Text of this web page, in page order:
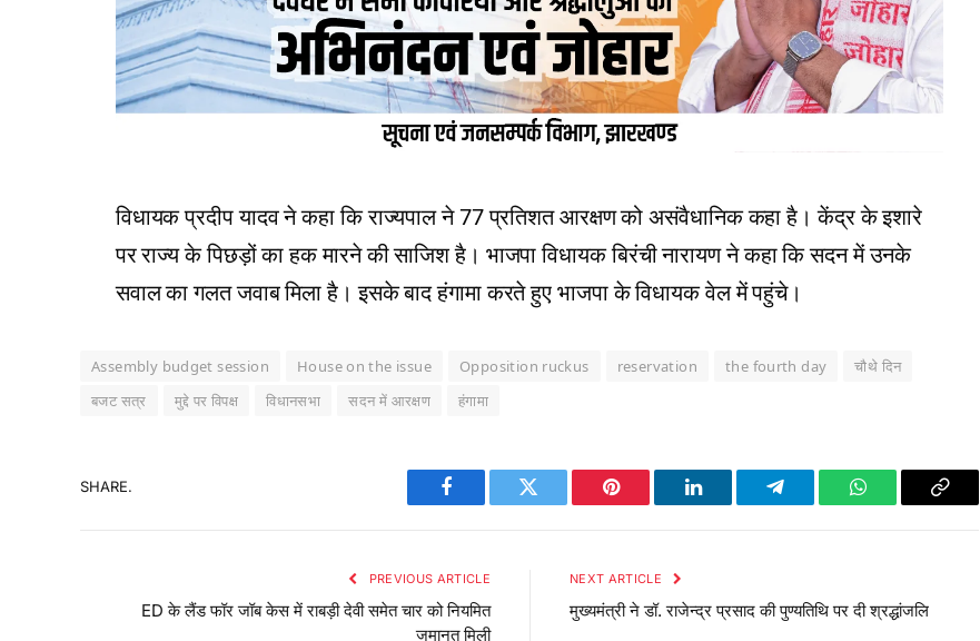
विधायक प्रदीप यादव ने कहा कि राज्यपाल ने 77 प्रतिशत आरक्षण को असंवैधानिक कहा है। केंद्र के इशारे
पर राज्य के पिछड़ों का हक मारने की साजिश है। भाजपा विधायक बिरंची नारायण ने कहा कि सदन में उनके
सवाल का गलत जवाब मिला है। इसके बाद हंगामा करते हुए भाजपा के विधायक वेल में पहुंचे।
Assembly budget session House on the issue Opposition ruckus reservation the fourth day
चौथे दिन
बजट सत्र
मुद्दे पर विपक्ष विधानसभा सदन में आरक्षण हंगामा
SHARE.
Facebook Twitter Pinterest LinkedIn Telegram WhatsAppCopy
PREVIOUS ARTICLE
ED के लैंड फॉर जॉब केस में राबड़ी देवी समेत चार को नियमित
जमानत मिली
NEXT ARTICLE
मुख्यमंत्री ने डॉ. राजेन्द्र प्रसाद की पुण्यतिथि पर दी श्रद्धांजलि